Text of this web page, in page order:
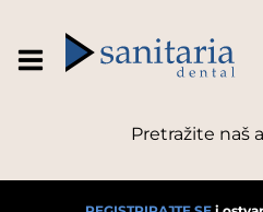
Pretražite naš